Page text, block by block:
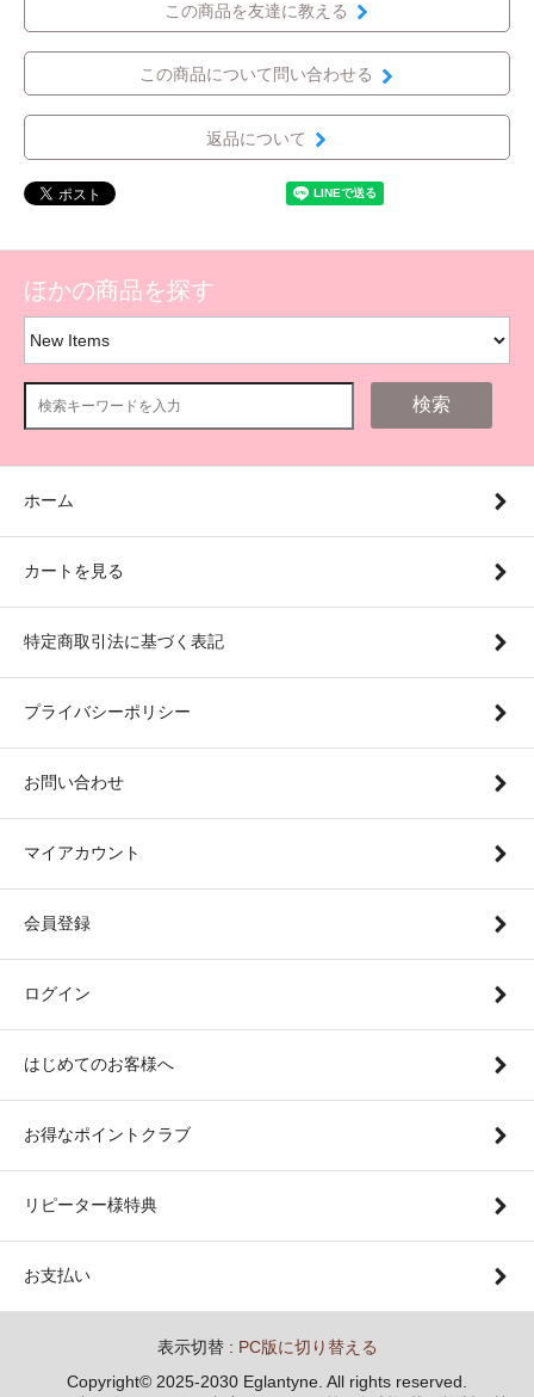
この商品を友達に教える
この商品について問い合わせる
返品について
ほかの商品を探す
検索
ホーム
カートを見る
特定商取引法に基づく表記
プライバシーポリシー
お問い合わせ
マイアカウント
会員登録
ログイン
はじめてのお客様へ
お得なポイントクラブ
リピーター様特典
お支払い
表示切替 : PC版に切り替える
Copyright© 2025-2030 Eglantyne. All rights reserved.